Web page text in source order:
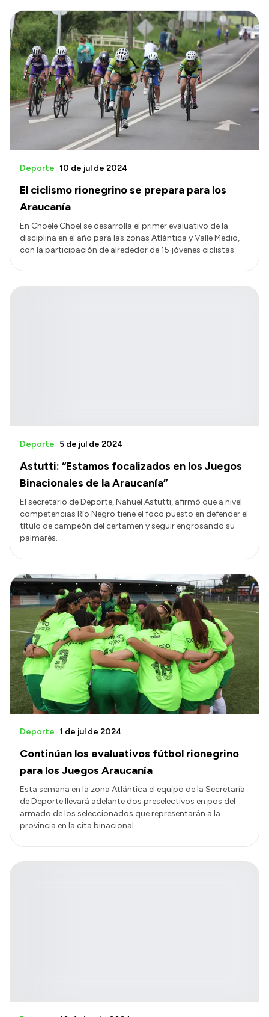
El ciclismo rionegrino se prepara para los
Araucanía
Deporte 10 de jul de 2024
En Choele Choel se desarrolla el primer evaluativo de la
disciplina en el año para las zonas Atlántica y Valle Medio,
con la participación de alrededor de 15 jóvenes ciclistas.
Astutti: “Estamos focalizados en los Juegos
Binacionales de la Araucanía”
Deporte 5 de jul de 2024
El secretario de Deporte, Nahuel Astutti, afirmó que a nivel
competencias Río Negro tiene el foco puesto en defender el
título de campeón del certamen y seguir engrosando su
palmarés.
Continúan los evaluativos fútbol rionegrino
para los Juegos Araucanía
Deporte 1 de jul de 2024
Esta semana en la zona Atlántica el equipo de la Secretaría
de Deporte llevará adelante dos preselectivos en pos del
armado de los seleccionados que representarán a la
provincia en la cita binacional.